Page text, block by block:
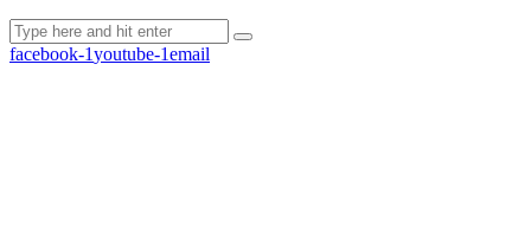
facebook-1youtube-1email